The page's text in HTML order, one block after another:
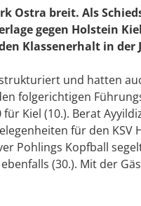
Ostra breit. Als
gegen Holstein
Klassenerhalt in der
und hatten
folgerichtigen
Kiel (10.). Berat
für den KSV
Pohlings Kopfball
(30.). Mit der